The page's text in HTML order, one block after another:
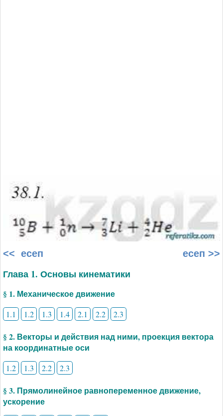
<< есеп есеп >>
Глава 1. Основы кинематики
§ 1. Механическое движение
1.1 1.2 1.3 1.4 2.1 2.2 2.3
§ 2. Векторы и действия над ними, проекция вектора
на координатные оси
1.2 1.3 2.2 2.3
§ 3. Прямолинейное равнопеременное движение,
ускорение